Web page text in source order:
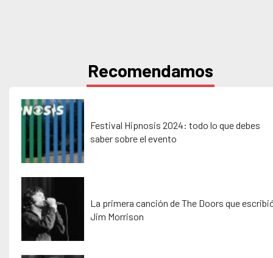
Recomendamos
Festival Hipnosis 2024: todo lo que debes
saber sobre el evento
La primera canción de The Doors que
Jim Morrison